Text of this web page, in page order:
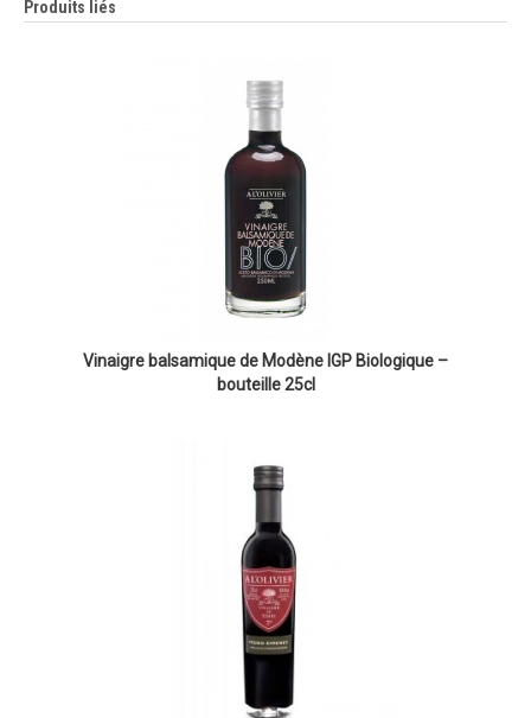
Produits liés
Vinaigre balsamique de Modène IGP Biologique –
bouteille 25cl